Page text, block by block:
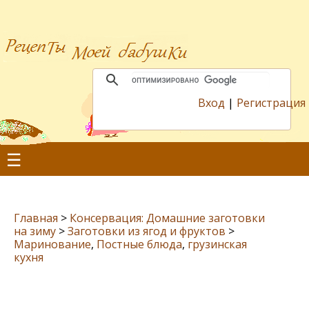
Вход | Регистрация
☰
Главная > Консервация: Домашние заготовки
на зиму >Заготовки из ягод и фруктов >
Маринование, Постные блюда, грузинская
кухня